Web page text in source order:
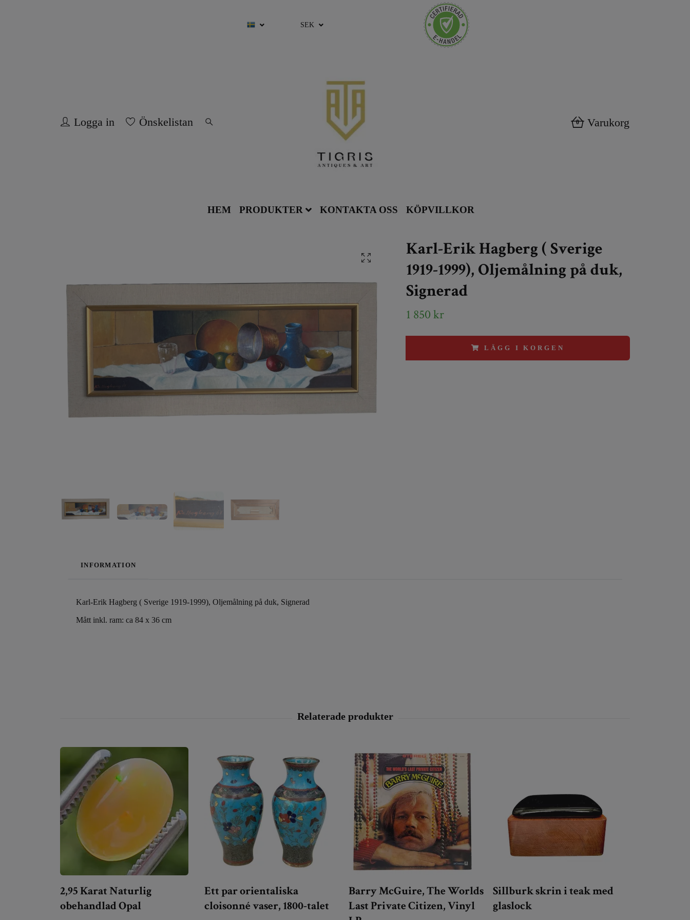
SEK
Logga in Önskelistan 0 Varukorg
HEM PRODUKTER KONTAKTA OSS KÖPVILLKOR
Karl-Erik Hagberg ( Sverige
1919-1999), Oljemålning på duk,
Signerad
1 850 kr
LÄGG I KORGEN
INFORMATION
Karl-Erik Hagberg ( Sverige 1919-1999), Oljemålning på duk, Signerad
Mått inkl. ram: ca 84 x 36 cm
2,95 Karat Naturlig
obehandlad Opal
Ett par orientaliska
cloisonné vaser, 1800-talet
Barry McGuire, The Worlds
Last Private Citizen, Vinyl
Sillburk skrin i teak med
glaslock